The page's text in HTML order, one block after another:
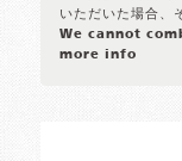
いただいた場合、
We cannot
more info